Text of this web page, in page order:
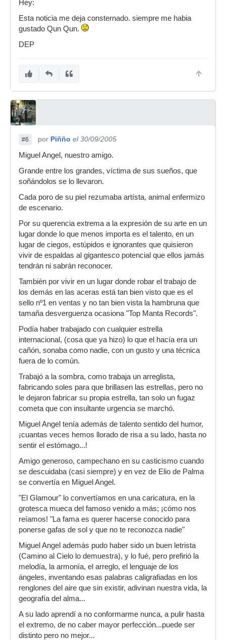
Hey:
Esta noticia me deja consternado. siempre me habia
gustado Qun Qun.
DEP
#6 por Piñño el 30/09/2005
Miguel Angel, nuestro amigo.
Grande entre los grandes, víctima de sus sueños, que
soñándolos se lo llevaron.
Cada poro de su piel rezumaba artísta, animal enfermizo
de escenario.
Por su querencia extrema a la expresión de su arte en un
lugar donde lo que menos importa es el talento, en un
lugar de ciegos, estúpidos e ignorantes que quisieron
vivir de espaldas al gigantesco potencial que ellos jamás
tendrán ni sabrán reconocer.
También por vivir en un lugar donde robar el trabajo de
los demás en las aceras está tan bien visto que es el
sello nº1 en ventas y no tan bien vista la hambruna que
tamaña desverguenza ocasiona "Top Manta Records".
Podía haber trabajado con cualquier estrella
internacional, (cosa que ya hizo) lo que el hacía era un
cañón, sonaba como nadie, con un gusto y una técnica
fuera de lo común.
Trabajó a la sombra, como trabaja un arreglista,
fabricando soles para que brillasen las estrellas, pero no
le dejaron fabricar su propia estrella, tan solo un fugaz
cometa que con insultante urgencia se marchó.
Miguel Angel tenía además de talento sentido del humor,
¡cuantas veces hemos llorado de risa a su lado, hasta no
sentir el estómago...!
Amigo generoso, campechano en su casticismo cuando
se descuidaba (casi siempre) y en vez de Elio de Palma
se convertía en Miguel Angel.
"El Glamour" lo convertíamos en una caricatura, en la
grotesca mueca del famoso venido a más; ¡cómo nos
reíamos! "La fama es querer hacerse conocido para
ponerse gafas de sol y que no te reconozca nadie"
Miguel Angel además pudo haber sido un buen letrista
(Camino al Cielo lo demuestra), y lo fué, pero prefirió la
melodía, la armonía, el arreglo, el lenguaje de los
ángeles, inventando esas palabras caligrafiadas en los
renglones del aire que sin existir, adivinan nuestra vida, la
geografía del alma...
A su lado aprendí a no conformarme nunca, a pulir hasta
el extremo, de no caber mayor perfección...puede ser
distinto pero no mejor...